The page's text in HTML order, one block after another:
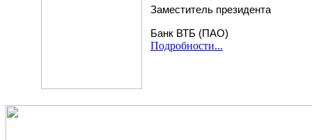
Заместитель президента
Банк ВТБ (ПАО)
Подробности...